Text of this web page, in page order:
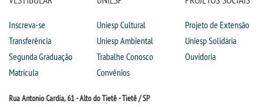
Inscreva-se
Transferência
Segunda Graduação
Matrícula
Uniesp Cultural
Uniesp Ambiental
Trabalhe Conosco
Convênios
Projeto de Extensão
Uniesp Solidária
Ouvidoria
Rua Antonio Cardia, 61 - Alto do Tietê - Tietê / SP